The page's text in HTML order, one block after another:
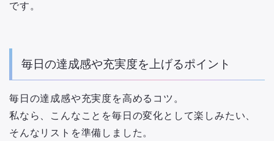
です。
毎日の達成感や充実度を上げるポイント
毎日の達成感や充実度を高めるコツ。
私なら、こんなことを毎日の変化として楽しみたい、
そんなリストを準備しました。